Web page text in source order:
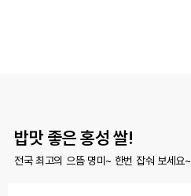
밥맛 좋은 홍성 쌀!
전국 최고의 으뜸 명미~ 한번 잡숴 보세요~